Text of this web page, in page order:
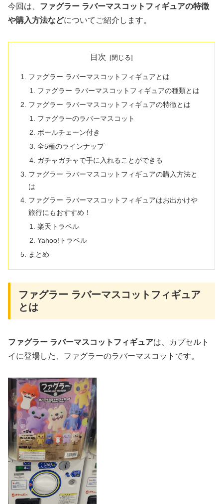
今回は、 ファグラー ラバーマスコットフィギュアの特徴
や購入方法などについてご紹介します。
目次
ファグラー ラバーマスコットフィギュアとは
ファグラー ラバーマスコットフィギュアの種類とは
ファグラー ラバーマスコットフィギュアの特徴とは
ファグラーのラバーマスコット
ボールチェーン付き
全5種のラインナップ
ガチャガチャで手に入れることができる
ファグラー ラバーマスコットフィギュアの購入方法と
は
ファグラー ラバーマスコットフィギュアはお出かけや
旅行にもおすすめ！
楽天トラベル
Yahoo!トラベル
まとめ
ファグラー ラバーマスコットフィギュア
とは
ファグラー ラバーマスコットフィギュアは、カプセルト
イに登場した、ファグラーのラバーマスコットです。